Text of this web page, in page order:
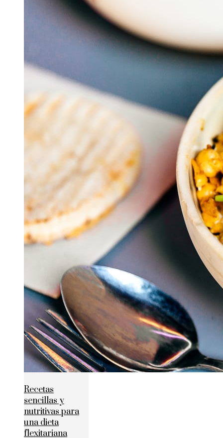
Recetas
sencillas y
nutritivas para
una dieta
flexitariana